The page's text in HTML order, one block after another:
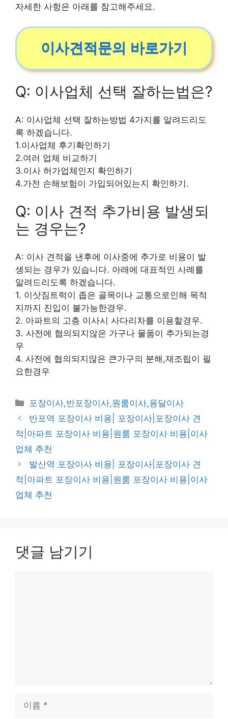
자세한 사항은 아래를 참고해주세요.
이사견적문의 바로가기
Q: 이사업체 선택 잘하는법은?
A: 이사업체 선택 잘하는방법 4가지를 알려드리도
록 하겠습니다.
1.이사업체 후기확인하기
2.여러 업체 비교하기
3.이사 허가업체인지 확인하기
4.가전 손해보험이 가입되어있는지 확인하기.
Q: 이사 견적 추가비용 발생되
는 경우는?
A: 이사 견적을 낸후에 이사중에 추가로 비용이 발
생되는 경우가 있습니다. 아래에 대표적인 사례를
알려드리도록 하겠습니다.
1. 이삿짐트럭이 좁은 골목이나 교통으로인해 목적
지까지 진입이 불가능한경우.
2. 아파트의 고층 이사시 사다리차를 이용할경우.
3. 사전에 협의되지않은 가구나 물품이 추가되는경
우
4. 사전에 협의되지않은 큰가구의 분해,재조립이 필
요한경우
카
테
리
포장이사,반포장이사,원룸이사,용달이사
반포역 포장이사 비용| 포장이사|포장이사 견
적|아파트 포장이사 비용|원룸 포장이사 비용|이사
업체 추천
발산역 포장이사 비용| 포장이사|포장이사 견
적|아파트 포장이사 비용|원룸 포장이사 비용|이사
업체 추천
댓글 남기기